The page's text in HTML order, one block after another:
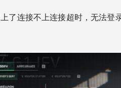
了连接不上连接超时，无法